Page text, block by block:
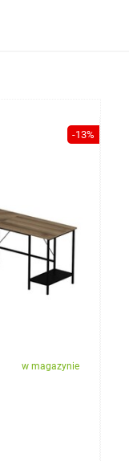
-13%
w magazynie